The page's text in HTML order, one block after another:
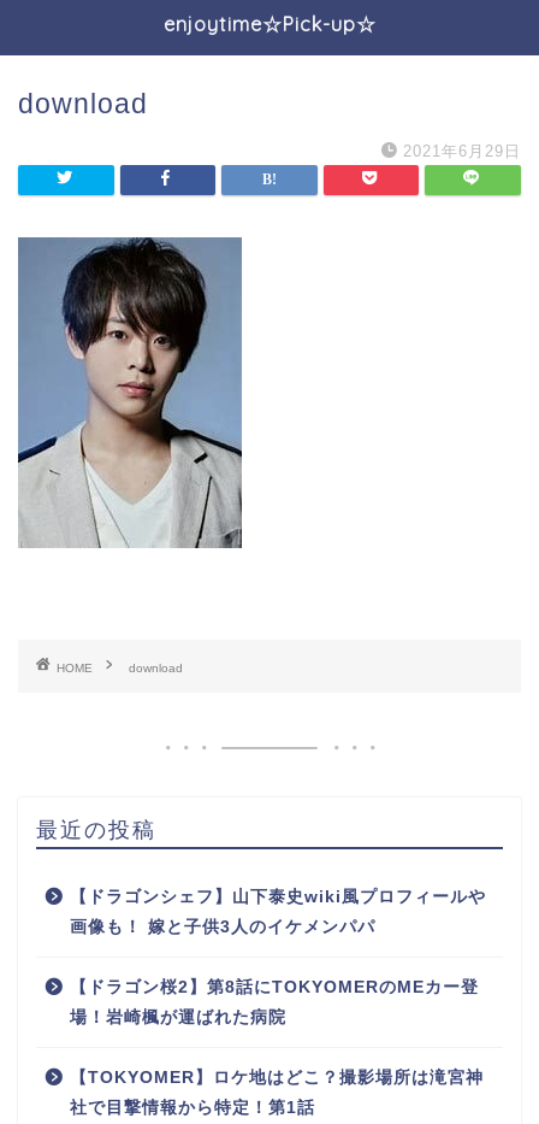
enjoytime☆Pick-up☆
download
2021年6月29日
HOME download
最近の投稿
【ドラゴンシェフ】山下泰史wiki風プロフィールや
画像も！ 嫁と子供3人のイケメンパパ
【ドラゴン桜2】第8話にTOKYOMERのMEカー登
場！岩崎楓が運ばれた病院
【TOKYOMER】ロケ地はどこ？撮影場所は滝宮神
社で目撃情報から特定！第1話